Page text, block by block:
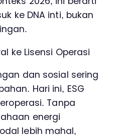
ke DNA inti, bukan
ke Lisensi Operasi
dan sosial sering
Hari ini, ESG
Tanpa
energi
lebih mahal,